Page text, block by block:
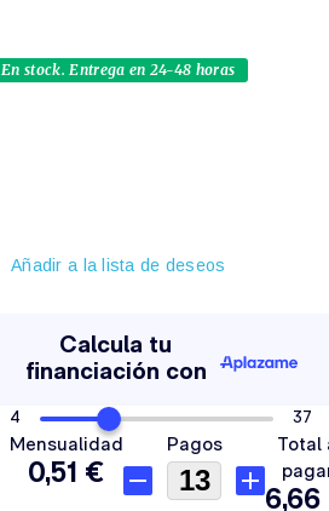
En stock. Entrega en 24-48 horas
Añadir a la lista de deseos